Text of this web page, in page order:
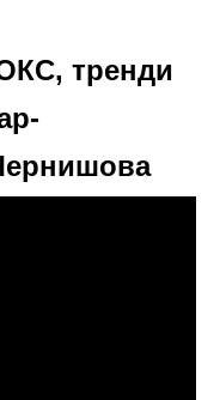
тренди